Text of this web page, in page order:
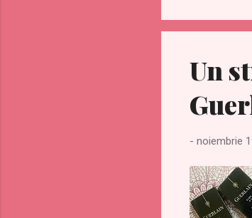
Un
- noiembrie